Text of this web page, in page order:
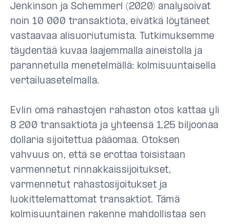
Jenkinson ja Schemmerl (2020) analysoivat
noin 10 000 transaktiota, eivätkä löytäneet
vastaavaa alisuoriutumista. Tutkimuksemme
täydentää kuvaa laajemmalla aineistolla ja
parannetulla menetelmällä: kolmisuuntaisella
vertailuasetelmalla.
Evlin oma rahastojen rahaston otos kattaa yli
8 200 transaktiota ja yhteensä 1,25 biljoonaa
dollaria sijoitettua pääomaa. Otoksen
vahvuus on, että se erottaa toisistaan
varmennetut rinnakkaissijoitukset,
varmennetut rahastosijoitukset ja
luokittelemattomat transaktiot. Tämä
kolmisuuntainen rakenne mahdollistaa sen